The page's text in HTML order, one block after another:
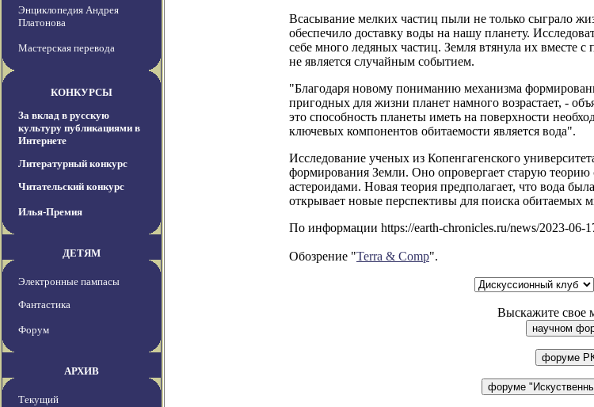
Энциклопедия Андрея
Платонова
Мастерская перевода
КОНКУРСЫ
За вклад в русскую
культуру публикациями в
Интернете
Литературный конкурс
Читательский конкурс
Илья-Премия
ДЕТЯМ
Электронные пампасы
Фантастика
Форум
АРХИВ
Текущий
Всасывание мелких частиц пыли не только сыграло
обеспечило доставку воды на нашу планету.
себе много ледяных частиц. Земля втянула их вместе
не является случайным событием.
"Благодаря новому пониманию механизма
пригодных для жизни планет намного возрастает, -
это способность планеты иметь на поверхности
ключевых компонентов обитаемости является вода".
Исследование ученых из Копенгагенского
формирования Земли. Оно опровергает старую
астероидами. Новая теория предполагает, что вода
открывает новые перспективы для поиска обитаемых
По информации https://earth-chronicles.ru/news/2023-06-
Обозрение "Terra & Comp".
Выскажите свое